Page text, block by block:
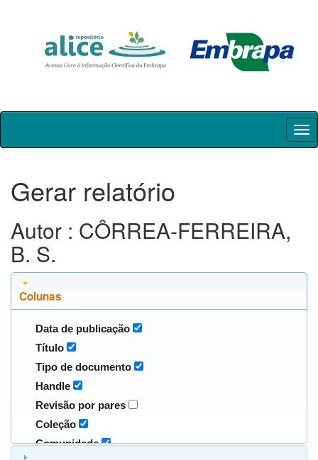
Skip
Gerar relatório
Autor : CÔRREA-FERREIRA,
B. S.
Colunas
Data de publicação
Título
Tipo de documento
Handle
Revisão por pares
Coleção
Comunidade